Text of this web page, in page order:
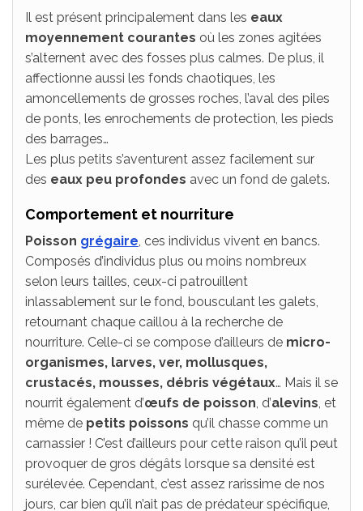
Il est présent principalement dans les eaux
moyennement courantes où les zones agitées
s’alternent avec des fosses plus calmes. De plus, il
affectionne aussi les fonds chaotiques, les
amoncellements de grosses roches, l’aval des piles
de ponts, les enrochements de protection, les pieds
des barrages…
Les plus petits s’aventurent assez facilement sur
des eaux peu profondes avec un fond de galets.
Comportement et nourriture
Poisson grégaire, ces individus vivent en bancs.
Composés d’individus plus ou moins nombreux
selon leurs tailles, ceux-ci patrouillent
inlassablement sur le fond, bousculant les galets,
retournant chaque caillou à la recherche de
nourriture. Celle-ci se compose d’ailleurs de micro-
organismes, larves, ver, mollusques,
crustacés, mousses, débris végétaux… Mais il se
nourrit également d’œufs de poisson, d’alevins, et
même de petits poissons qu’il chasse comme un
carnassier ! C’est d’ailleurs pour cette raison qu’il peut
provoquer de gros dégâts lorsque sa densité est
surélevée. Cependant, c’est assez rarissime de nos
jours, car bien qu’il n’ait pas de prédateur spécifique,